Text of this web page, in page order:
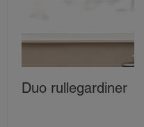
Duo rullegardiner